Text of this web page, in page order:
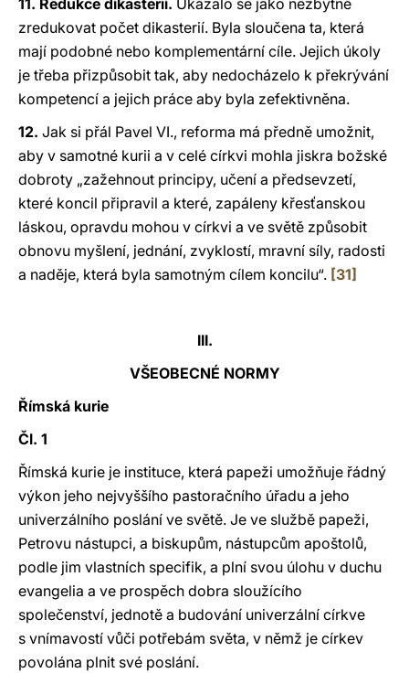
11. Redukce dikasterií. Ukázalo se jako nezbytné
zredukovat počet dikasterií. Byla sloučena ta, která
mají podobné nebo komplementární cíle. Jejich úkoly
je třeba přizpůsobit tak, aby nedocházelo k překrývání
kompetencí a jejich práce aby byla zefektivněna.
12. Jak si přál Pavel VI., reforma má předně umožnit,
aby v samotné kurii a v celé církvi mohla jiskra božské
dobroty „zažehnout principy, učení a předsevzetí,
které koncil připravil a které, zapáleny křesťanskou
láskou, opravdu mohou v církvi a ve světě způsobit
obnovu myšlení, jednání, zvyklostí, mravní síly, radosti
a naděje, která byla samotným cílem koncilu“. [31]
III.
VŠEOBECNÉ NORMY
Římská kurie
Čl. 1
Římská kurie je instituce, která papeži umožňuje řádný
výkon jeho nejvyššího pastoračního úřadu a jeho
univerzálního poslání ve světě. Je ve službě papeži,
Petrovu nástupci, a biskupům, nástupcům apoštolů,
podle jim vlastních specifik, a plní svou úlohu v duchu
evangelia a ve prospěch dobra sloužícího
společenství, jednotě a budování univerzální církve
s vnímavostí vůči potřebám světa, v němž je církev
povolána plnit své poslání.